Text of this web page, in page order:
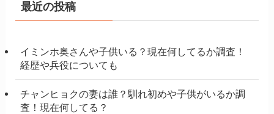
最近の投稿
イミンホ奥さんや子供いる？現在何してるか調査！
経歴や兵役についても
チャンヒョクの妻は誰？馴れ初めや子供がいるか調
査！現在何してる？